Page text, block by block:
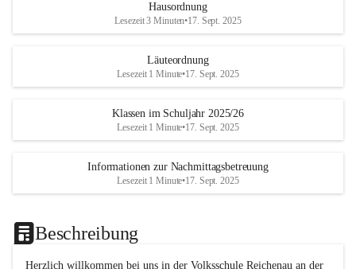
Hausordnung
Lesezeit 3 Minuten•17. Sept. 2025
Läuteordnung
Lesezeit 1 Minute•17. Sept. 2025
Klassen im Schuljahr 2025/26
Lesezeit 1 Minute•17. Sept. 2025
Informationen zur Nachmittagsbetreuung
Lesezeit 1 Minute•17. Sept. 2025
Beschreibung
Herzlich willkommen bei uns in der Volksschule Reichenau an der